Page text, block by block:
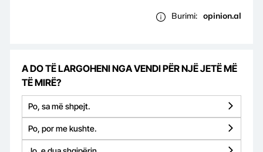
Burimi: opinion.al
A DO TË LARGOHENI NGA VENDI PËR NJË JETË MË
TË MIRË?
Po, sa më shpejt.
Po, por me kushte.